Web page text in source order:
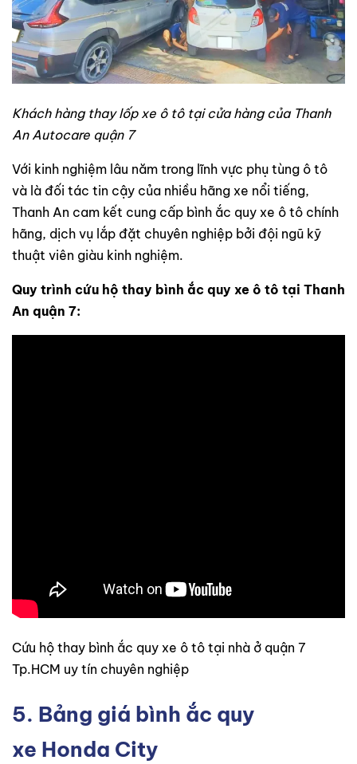
Khách hàng thay lốp xe ô tô tại cửa hàng của Thanh
An Autocare quận 7
Với kinh nghiệm lâu năm trong lĩnh vực phụ tùng ô tô
và là đối tác tin cậy của nhiều hãng xe nổi tiếng,
Thanh An cam kết cung cấp bình ắc quy xe ô tô chính
hãng, dịch vụ lắp đặt chuyên nghiệp bởi đội ngũ kỹ
thuật viên giàu kinh nghiệm.
Quy trình cứu hộ thay bình ắc quy xe ô tô tại Thanh
An quận 7:
Cứu hộ thay bình ắc quy xe ô tô tại nhà ở quận 7
Tp.HCM uy tín chuyên nghiệp
5. Bảng giá bình ắc quy
xe Honda City